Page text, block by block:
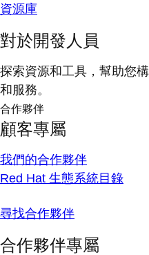
資源庫
對於開發人員
探索資源和工具，幫助您
和服務。
合作夥伴
顧客專屬
我們的合作夥伴
Red Hat 生態系統目錄
尋找合作夥伴
合作夥伴專屬